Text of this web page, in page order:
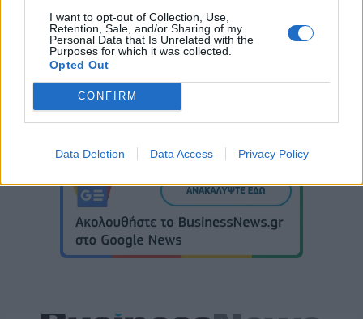
I want to opt-out of Collection, Use,
Retention, Sale, and/or Sharing of my
Personal Data that Is Unrelated with the
Purposes for which it was collected.
Opted Out
CONFIRM
Data Deletion Data Access Privacy Policy
ΔΗΜΟΣΚΟΠΗΣΗ PULSE